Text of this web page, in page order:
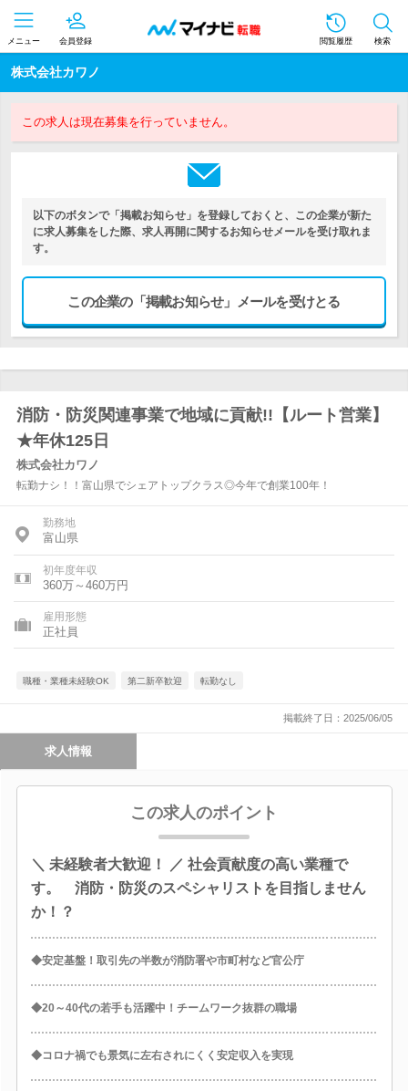
メニュー 会員登録 閲覧履歴 検索
株式会社カワノ
この求人は現在募集を行っていません。
以下のボタンで「掲載お知らせ」を登録しておくと、この企業が新た
に求人募集をした際、求人再開に関するお知らせメールを受け取れま
す。
この企業の「掲載お知らせ」メールを受けとる
消防・防災関連事業で地域に貢献!!【ルート営業】
★年休125日
株式会社カワノ
転勤ナシ！！富山県でシェアトップクラス◎今年で創業100年！
勤務地
富山県
初年度年収
360万～460万円
雇用形態
正社員
職種・業種未経験OK 第二新卒歓迎 転勤なし
掲載終了日：2025/06/05
求人情報
この求人のポイント
＼ 未経験者大歓迎！ ／ 社会貢献度の高い業種で
す。 消防・防災のスペシャリストを目指しません
か！？
◆安定基盤！取引先の半数が消防署や市町村など官公庁
◆20～40代の若手も活躍中！チームワーク抜群の職場
◆コロナ禍でも景気に左右されにくく安定収入を実現